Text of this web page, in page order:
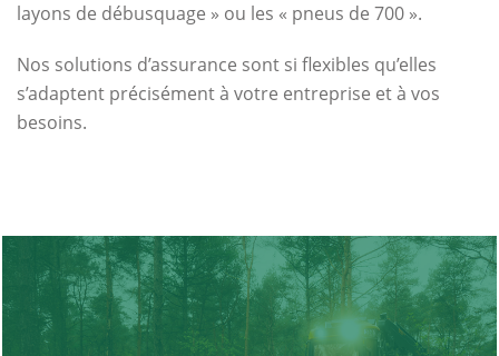
layons de débusquage » ou les « pneus de 700 ».
Nos solutions d’assurance sont si flexibles qu’elles
s’adaptent précisément à votre entreprise et à vos
besoins.